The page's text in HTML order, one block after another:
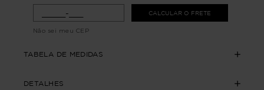
CALCULAR O FRETE
Não sei meu CEP
TABELA DE MEDIDAS
DETALHES